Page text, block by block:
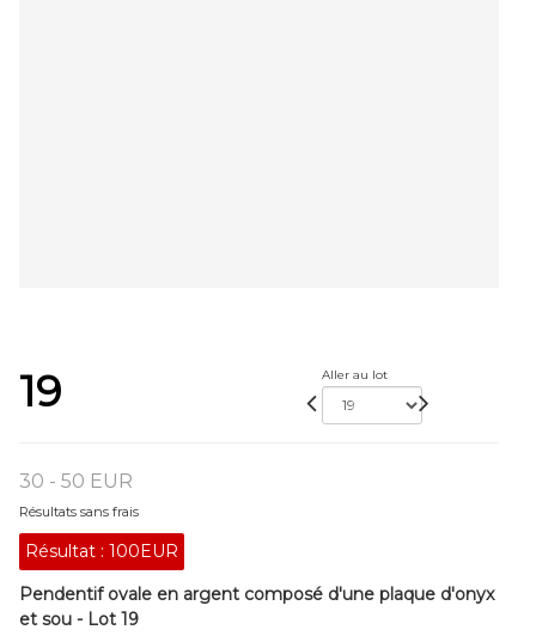
19 Aller au lot
30 - 50 EUR
Résultats sans frais
Résultat : 100EUR
Pendentif ovale en argent composé d'une plaque d'onyx
et sou - Lot 19